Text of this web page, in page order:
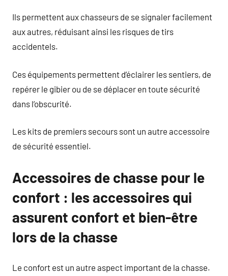
Ils permettent aux chasseurs de se signaler facilement
aux autres, réduisant ainsi les risques de tirs
accidentels.
Ces équipements permettent d’éclairer les sentiers, de
repérer le gibier ou de se déplacer en toute sécurité
dans l’obscurité.
Les kits de premiers secours sont un autre accessoire
de sécurité essentiel.
Accessoires de chasse pour le
confort : les accessoires qui
assurent confort et bien-être
lors de la chasse
Le confort est un autre aspect important de la chasse.